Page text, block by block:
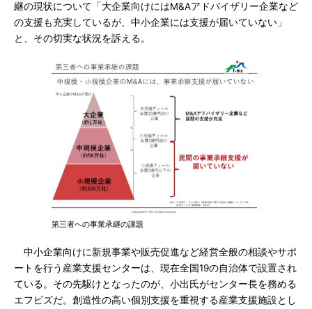
継の現状について「大企業向けにはM&Aアドバイザリー企業など
の支援も充実しているが、中小企業には支援が届いていない」
と、その切実な状況を訴える。
第三者への事業承継の課題
中小企業向けに新規事業や販売促進など経営全般の相談やサポ
ートを行う産業支援センターは、現在全国19の自治体で設置され
ている。その先駆けとなったのが、小出氏がセンター長を務める
エフビズだ。創造性の高い個別支援を重視する産業支援施設とし